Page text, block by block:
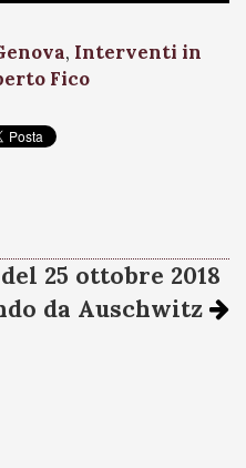
, Interventi in
Fico
25 ottobre 2018
da Auschwitz